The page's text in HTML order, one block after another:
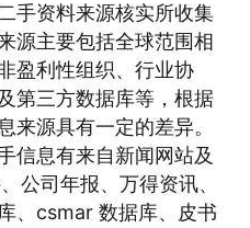
手资料来源核实所收集
源主要包括全球范围相
盈利性组织、行业协
第三方数据库等，根据
来源具有一定的差异。
信息有来自新闻网站及
公司年报、万得资讯、
、csmar 数据库、皮书